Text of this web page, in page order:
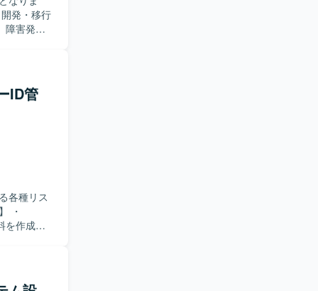
障害発生
チアッ
ID管
各種リス
を作成し
トと